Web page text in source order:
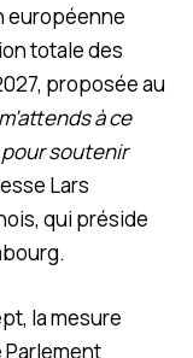
européenne
totale des
proposée au
à ce
soutenir
Lars
qui préside
la mesure
Parlement